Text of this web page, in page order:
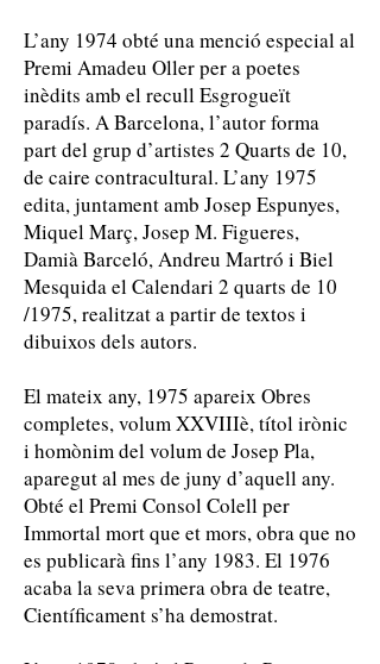
L’any 1974 obté una menció especial al
Premi Amadeu Oller per a poetes
inèdits amb el recull Esgrogueït
paradís. A Barcelona, l’autor forma
part del grup d’artistes 2 Quarts de 10,
de caire contracultural. L’any 1975
edita, juntament amb Josep Espunyes,
Miquel Març, Josep M. Figueres,
Damià Barceló, Andreu Martró i Biel
Mesquida el Calendari 2 quarts de 10
/1975, realitzat a partir de textos i
dibuixos dels autors.
El mateix any, 1975 apareix Obres
completes, volum XXVIIIè, títol irònic
i homònim del volum de Josep Pla,
aparegut al mes de juny d’aquell any.
Obté el Premi Consol Colell per
Immortal mort que et mors, obra que no
es publicarà fins l’any 1983. El 1976
acaba la seva primera obra de teatre,
Científicament s’ha demostrat.